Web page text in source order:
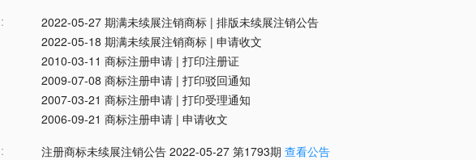
2022-05-27 期满未续展注销商标 | 排版未续展注销公告
2022-05-18 期满未续展注销商标 | 申请收文
2010-03-11 商标注册申请 | 打印注册证
2009-07-08 商标注册申请 | 打印驳回通知
2007-03-21 商标注册申请 | 打印受理通知
2006-09-21 商标注册申请 | 申请收文
注册商标未续展注销公告 2022-05-27 第1793期 查看公告